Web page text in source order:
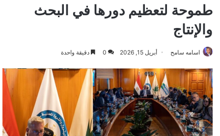
طموحة لتعظيم دورها في البحث
والإنتاج
اسامه سامح أبريل 15, 2026 0 دقيقة واحدة